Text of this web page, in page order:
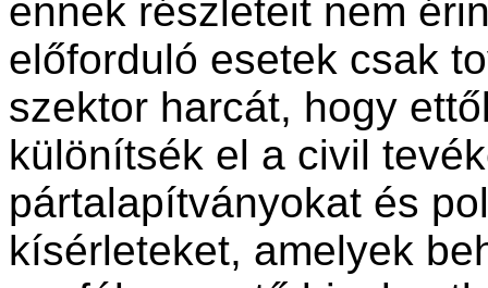
ennek részleteit nem
előforduló esetek csak
szektor harcát, hogy
különítsék el a civil
pártalapítványokat és
kísérleteket, amelyek